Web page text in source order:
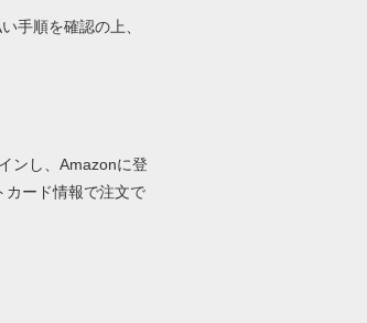
手順を確認の上、
ンし、Amazonに登
カード情報で注文で